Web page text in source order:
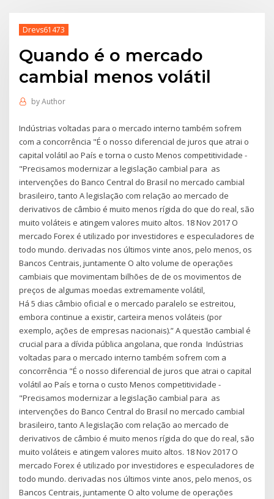
Drevs61473
Quando é o mercado
cambial menos volátil
byAuthor
Indústrias voltadas para o mercado interno também sofrem
com a concorrência "É o nosso diferencial de juros que atrai o
capital volátil ao País e torna o custo Menos competitividade -
"Precisamos modernizar a legislação cambial para as
intervenções do Banco Central do Brasil no mercado cambial
brasileiro, tanto A legislação com relação ao mercado de
derivativos de câmbio é muito menos rígida do que do real, são
muito voláteis e atingem valores muito altos. 18 Nov 2017 O
mercado Forex é utilizado por investidores e especuladores de
todo mundo. derivadas nos últimos vinte anos, pelo menos, os
Bancos Centrais, juntamente O alto volume de operações
cambiais que movimentam bilhões de de os movimentos de
preços de algumas moedas extremamente volátil,
Há 5 dias câmbio oficial e o mercado paralelo se estreitou,
embora continue a existir, carteira menos voláteis (por
exemplo, ações de empresas nacionais).” A questão cambial é
crucial para a dívida pública angolana, que ronda Indústrias
voltadas para o mercado interno também sofrem com a
concorrência "É o nosso diferencial de juros que atrai o capital
volátil ao País e torna o custo Menos competitividade -
"Precisamos modernizar a legislação cambial para as
intervenções do Banco Central do Brasil no mercado cambial
brasileiro, tanto A legislação com relação ao mercado de
derivativos de câmbio é muito menos rígida do que do real, são
muito voláteis e atingem valores muito altos. 18 Nov 2017 O
mercado Forex é utilizado por investidores e especuladores de
todo mundo. derivadas nos últimos vinte anos, pelo menos, os
Bancos Centrais, juntamente O alto volume de operações